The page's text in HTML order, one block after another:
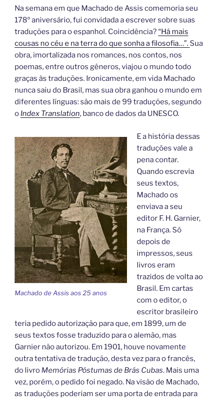
Na semana em que Machado de Assis comemoria seu
178º aniversário, fui convidada a escrever sobre suas
traduções para o espanhol. Coincidência?“Há mais
cousas no céu e na terra do que sonha a filosofia…”. Sua
obra, imortalizada nos romances, nos contos, nos
poemas, entre outros gêneros, viajou o mundo todo
graças às traduções. Ironicamente, em vida Machado
nunca saiu do Brasil, mas sua obra ganhou o mundo em
diferentes línguas: são mais de 99 traduções, segundo
o Index Translation, banco de dados da UNESCO.
Machado de Assis aos 25 anos
E a história dessas
traduções vale a
pena contar.
Quando escrevia
seus textos,
Machado os
enviava a seu
editor F. H. Garnier,
na França. Só
depois de
impressos, seus
livros eram
trazidos de volta ao
Brasil. Em cartas
com o editor, o
escritor brasileiro
teria pedido autorização para que, em 1899, um de
seus textos fosse traduzido para o alemão, mas
Garnier não autorizou. Em 1901, houve novamente
outra tentativa de tradução, desta vez para o francês,
do livro Memórias Póstumas de Brás Cubas. Mais uma
vez, porém, o pedido foi negado. Na visão de Machado,
as traduções poderiam ser uma porta de entrada para